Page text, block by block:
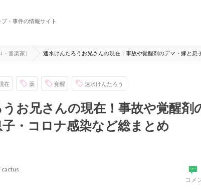
・事件の情報サイト
・音楽家） 速水けんたろうお兄さんの現在！事故や覚醒剤のデマ・嫁と息
在 薬 覚醒 速水けんたろう
お兄さんの現在！事故や覚醒剤
・コロナ感染など総まとめ
コメ
cactus